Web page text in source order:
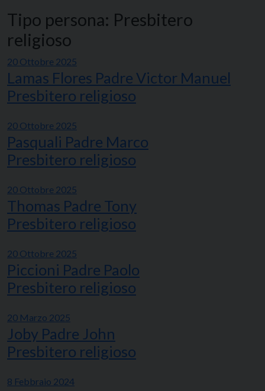
Tipo persona: Presbitero
religioso
20 Ottobre 2025
Lamas Flores Padre Victor Manuel
Presbitero religioso
20 Ottobre 2025
Pasquali Padre Marco
Presbitero religioso
20 Ottobre 2025
Thomas Padre Tony
Presbitero religioso
20 Ottobre 2025
Piccioni Padre Paolo
Presbitero religioso
20 Marzo 2025
Joby Padre John
Presbitero religioso
8 Febbraio 2024